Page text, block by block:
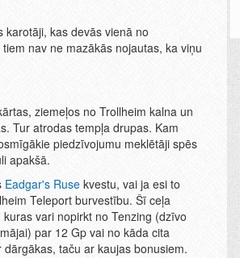
karotāji, kas devās vienā no
nav ne mazākās nojautas, ka viņu
ziemeļos no Trollheim kalna un
Tur atrodas tempļa drupas. Kam
piedzīvojumu meklētāji spēs
apakšā.
Eadgar's Ruse kvestu, vai ja esi to
Teleport burvestību. Šī ceļa
vari nopirkt no Tenzing (dzīvo
par 12 Gp vai no kāda cita
taču ar kaujas bonusiem.